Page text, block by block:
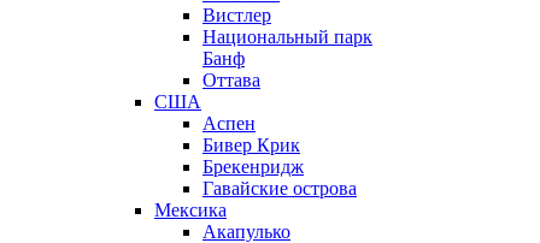
Вистлер
Национальный парк
Банф
Оттава
США
Аспен
Бивер Крик
Брекенридж
Гавайские острова
Мексика
Акапулько